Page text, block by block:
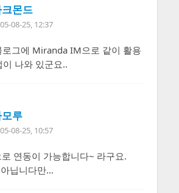
몬드
08-25, 12:37
그에 Miranda IM으로 같이 활용
나와 있군요..
루
08-25, 10:57
연동이 가능합니다~ 라구요.
닙니다만…